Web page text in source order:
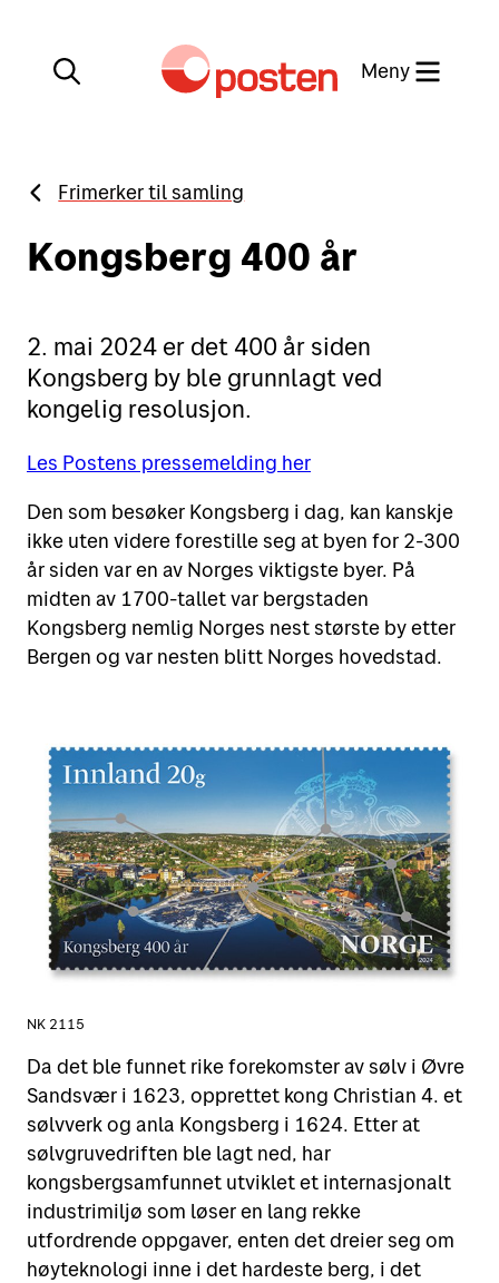
Lukk
Meny
Min side
Kundeservice
Min side
Posten-appen
Sende
Sende i Norge
Sende til utlandet
Fortolling
Motta
Motta pakker og brev
Spore sendinger
Leie postboks
Fortolling av sendinger
Verktøy
Finn Posten på kartet
Adressesøk
Betale mva. og toll
Digipost
Posten Signering
Se alle verktøy
Frimerker til samling
Kongsberg 400 år
2. mai 2024 er det 400 år siden
Kongsberg by ble grunnlagt ved
kongelig resolusjon.
Les Postens pressemelding her
Den som besøker Kongsberg i dag, kan kanskje
ikke uten videre forestille seg at byen for 2-300
år siden var en av Norges viktigste byer. På
midten av 1700-tallet var bergstaden
Kongsberg nemlig Norges nest største by etter
Bergen og var nesten blitt Norges hovedstad.
NK 2115
Da det ble funnet rike forekomster av sølv i Øvre
Sandsvær i 1623, opprettet kong Christian 4. et
sølvverk og anla Kongsberg i 1624. Etter at
sølvgruvedriften ble lagt ned, har
kongsbergsamfunnet utviklet et internasjonalt
industrimiljø som løser en lang rekke
utfordrende oppgaver, enten det dreier seg om
høyteknologi inne i det hardeste berg, i det